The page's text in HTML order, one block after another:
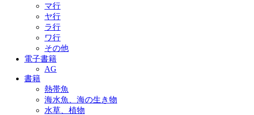
マ行
ヤ行
ラ行
ワ行
その他
電子書籍
AG
書籍
熱帯魚
海水魚、海の生き物
水草、植物